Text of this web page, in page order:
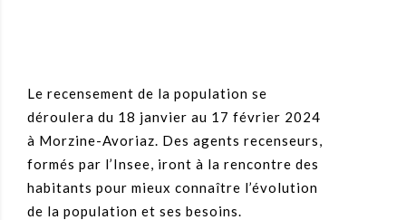
Le recensement de la population se
déroulera du 18 janvier au 17 février 2024
à Morzine-Avoriaz. Des agents recenseurs,
formés par l’Insee, iront à la rencontre des
habitants pour mieux connaître l’évolution
de la population et ses besoins.